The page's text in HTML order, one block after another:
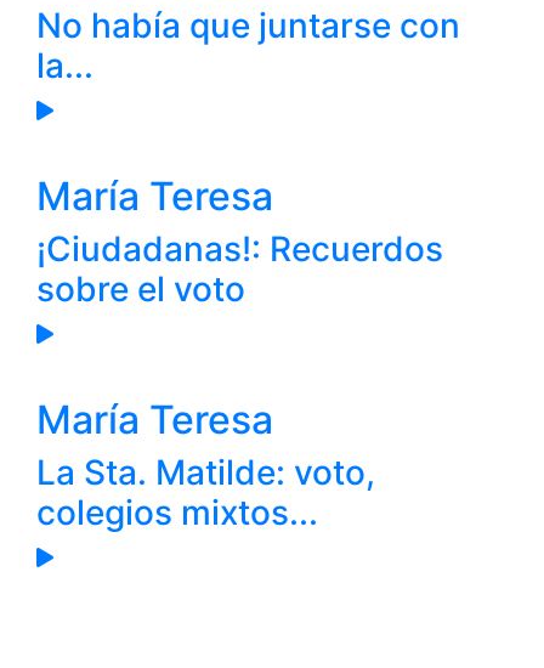
No había que juntarse con
la...
María Teresa
¡Ciudadanas!: Recuerdos
sobre el voto
María Teresa
La Sta. Matilde: voto,
colegios mixtos...